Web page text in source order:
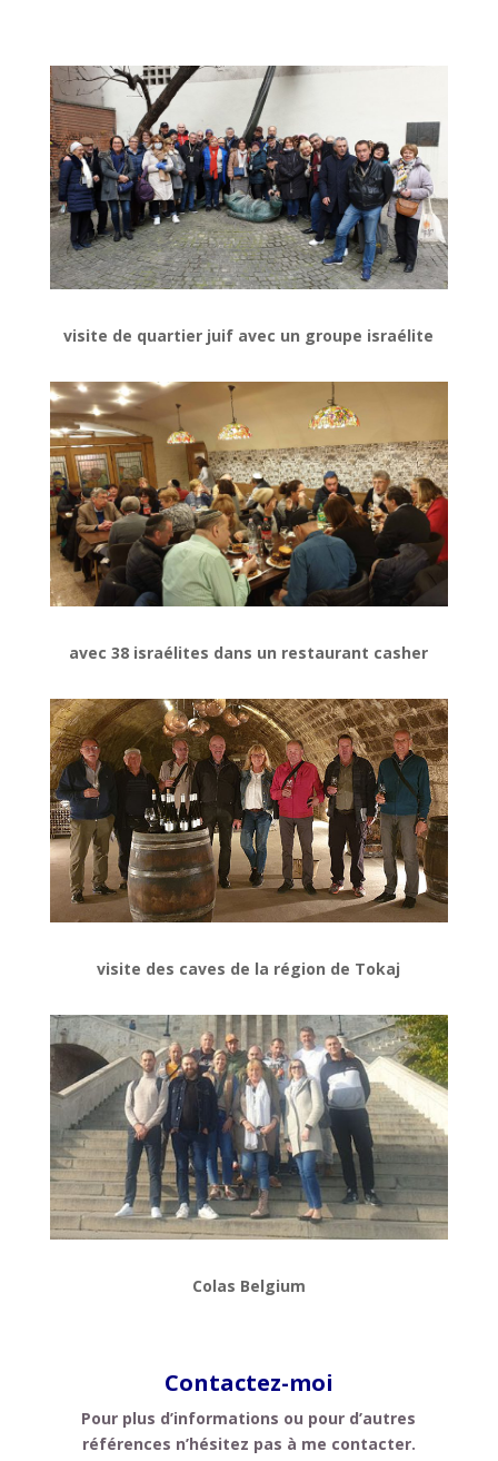
visite de quartier juif avec un groupe israélite
avec 38 israélites dans un restaurant casher
visite des caves de la région de Tokaj
Colas Belgium
Contactez-moi
Pour plus d’informations ou pour d’autres
références n’hésitez pas à me contacter.